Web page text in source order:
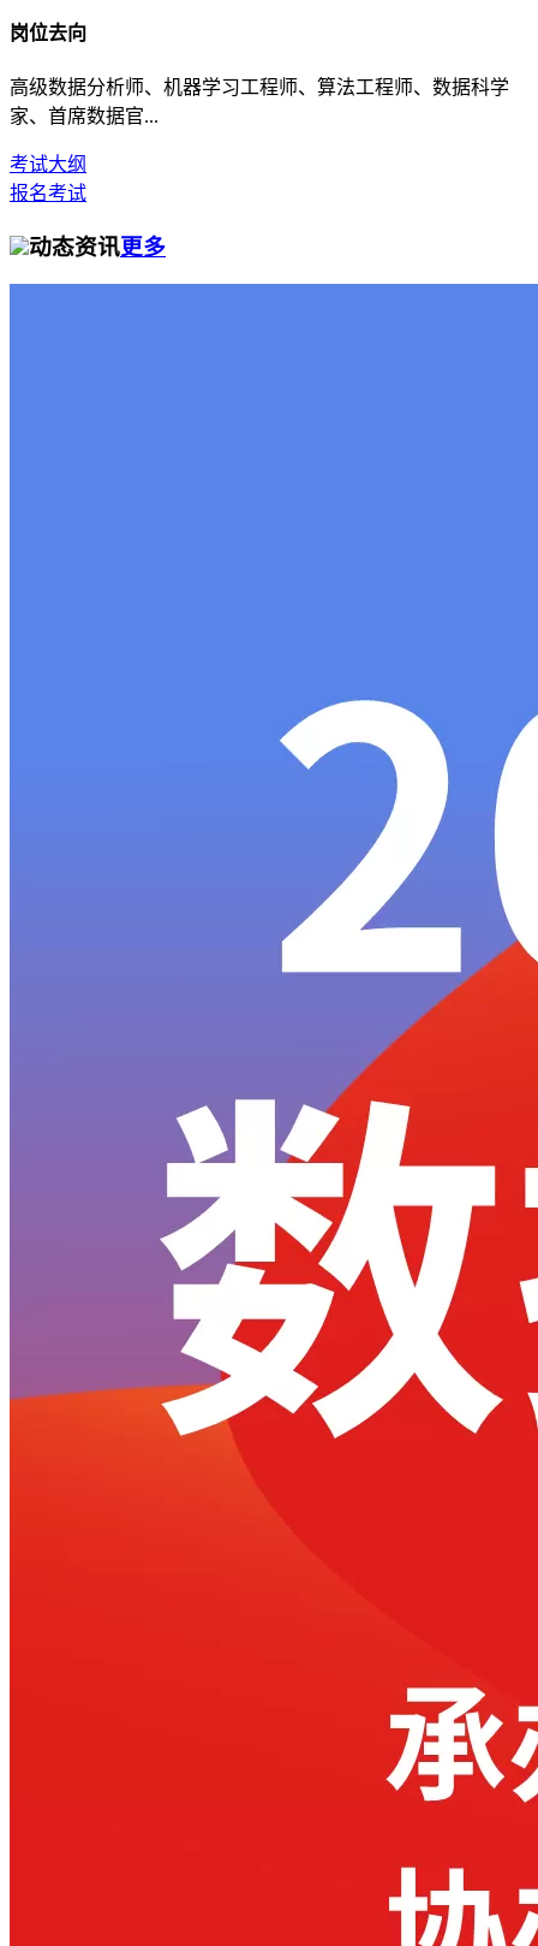
岗位去向
高级数据分析师、机器学习工程师、算法工程师、数据科学
家、首席数据官...
考试大纲
报名考试
动态资讯更多